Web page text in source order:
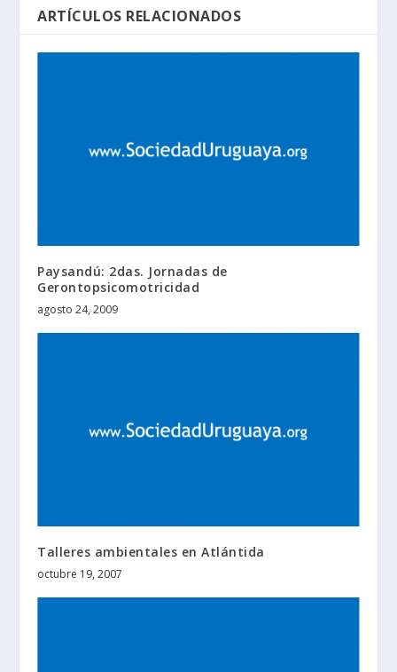
ARTÍCULOS RELACIONADOS
Paysandú: 2das. Jornadas de
Gerontopsicomotricidad
agosto 24, 2009
Talleres ambientales en Atlántida
octubre 19, 2007